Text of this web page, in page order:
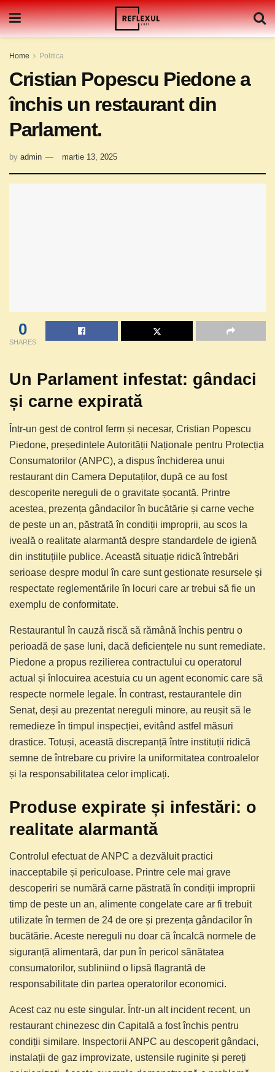
Home Politica
Cristian Popescu Piedone a
închis un restaurant din
Parlament.
by admin martie 13, 2025
0
SHARES
Un Parlament infestat: gândaci
și carne expirată
Într-un gest de control ferm și necesar, Cristian Popescu
Piedone, președintele Autorității Naționale pentru Protecția
Consumatorilor (ANPC), a dispus închiderea unui
restaurant din Camera Deputaților, după ce au fost
descoperite nereguli de o gravitate șocantă. Printre
acestea, prezența gândacilor în bucătărie și carne veche
de peste un an, păstrată în condiții improprii, au scos la
iveală o realitate alarmantă despre standardele de igienă
din instituțiile publice. Această situație ridică întrebări
serioase despre modul în care sunt gestionate resursele și
respectate reglementările în locuri care ar trebui să fie un
exemplu de conformitate.
Restaurantul în cauză riscă să rămână închis pentru o
perioadă de șase luni, dacă deficiențele nu sunt remediate.
Piedone a propus rezilierea contractului cu operatorul
actual și înlocuirea acestuia cu un agent economic care să
respecte normele legale. În contrast, restaurantele din
Senat, deși au prezentat nereguli minore, au reușit să le
remedieze în timpul inspecției, evitând astfel măsuri
drastice. Totuși, această discrepanță între instituții ridică
semne de întrebare cu privire la uniformitatea controalelor
și la responsabilitatea celor implicați.
Produse expirate și infestări: o
realitate alarmantă
Controlul efectuat de ANPC a dezvăluit practici
inacceptabile și periculoase. Printre cele mai grave
descoperiri se numără carne păstrată în condiții improprii
timp de peste un an, alimente congelate care ar fi trebuit
utilizate în termen de 24 de ore și prezența gândacilor în
bucătărie. Aceste nereguli nu doar că încalcă normele de
siguranță alimentară, dar pun în pericol sănătatea
consumatorilor, subliniind o lipsă flagrantă de
responsabilitate din partea operatorilor economici.
Acest caz nu este singular. Într-un alt incident recent, un
restaurant chinezesc din Capitală a fost închis pentru
condiții similare. Inspectorii ANPC au descoperit gândaci,
instalații de gaz improvizate, ustensile ruginite și pereți